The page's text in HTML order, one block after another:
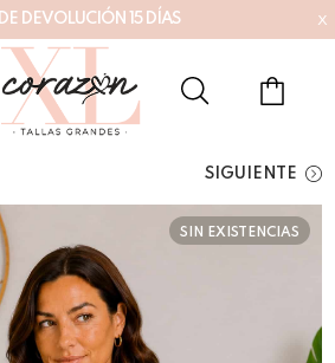
DE DEVOLUCI ÓN 5 DÍ AS x
SIGUIENTE
SIN EXISTENCIAS